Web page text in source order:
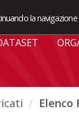
la
Elenco